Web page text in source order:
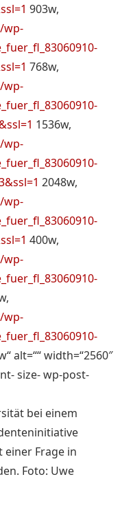
903w,
wp-
768w,
wp-
1536w,
wp-
2048w,
wp-
400w,
wp-
wp-
alt=““ width=“2560″
size- wp-post-
bei einem
einer Frage in
Foto: Uwe